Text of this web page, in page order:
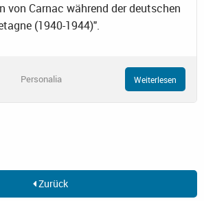
von Carnac während der deutschen
(1940-1944)".
Personalia Weiterlesen
Zurück